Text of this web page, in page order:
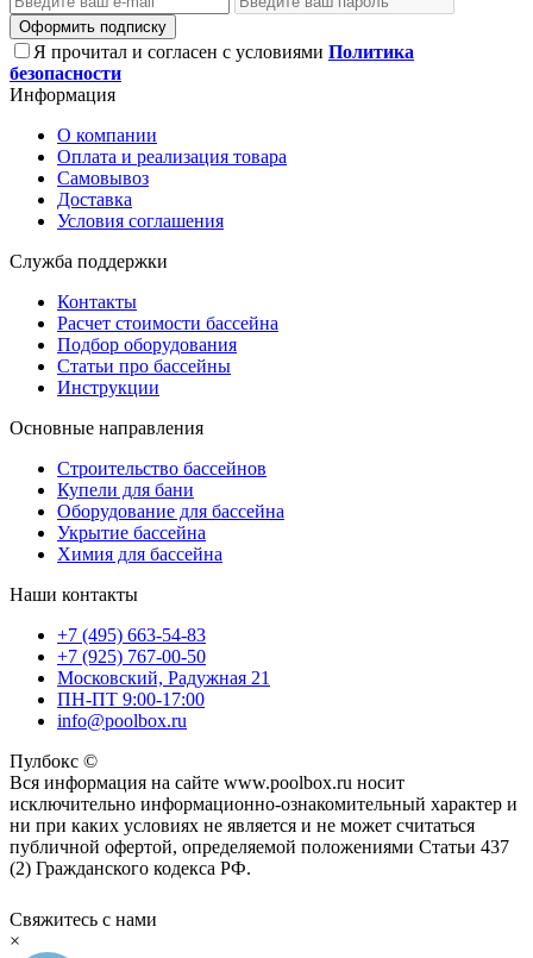
Оформить подписку
Я прочитал и согласен с условиями Политика
безопасности
Информация
О компании
Оплата и реализация товара
Самовывоз
Доставка
Условия соглашения
Служба поддержки
Контакты
Расчет стоимости бассейна
Подбор оборудования
Статьи про бассейны
Инструкции
Основные направления
Строительство бассейнов
Купели для бани
Оборудование для бассейна
Укрытие бассейна
Химия для бассейна
Наши контакты
+7 (495) 663-54-83
+7 (925) 767-00-50
Московский, Радужная 21
ПН-ПТ 9:00-17:00
info@poolbox.ru
Пулбокс ©
Вся информация на сайте www.poolbox.ru носит
исключительно информационно-ознакомительный характер и
ни при каких условиях не является и не может считаться
публичной офертой, определяемой положениями Статьи 437
(2) Гражданского кодекса РФ.
Свяжитесь с нами
×